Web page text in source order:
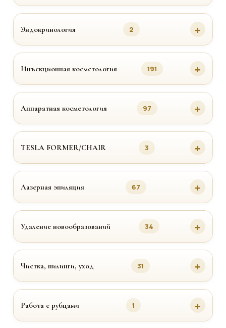
Эндокринология 2
Инъекционная косметология 191
Аппаратная косметология 97
TESLA FORMER/CHAIR 3
Лазерная эпиляция 67
Удаление новообразований 34
Чистка, пилинги, уход 31
Работа с рубцами 1